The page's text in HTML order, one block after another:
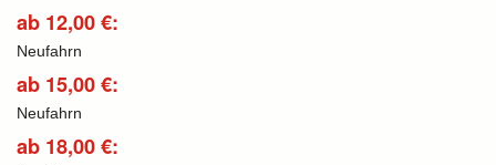
ab 12,00 €:
Neufahrn
ab 15,00 €:
Neufahrn
ab 18,00 €: